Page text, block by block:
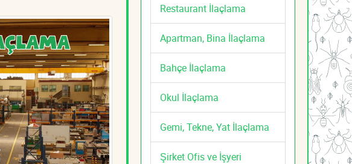
Restaurant İlaçlama
Apartman, Bina İlaçlama
Bahçe İlaçlama
Okul İlaçlama
Gemi, Tekne, Yat İlaçlama
Şirket Ofis ve İşyeri